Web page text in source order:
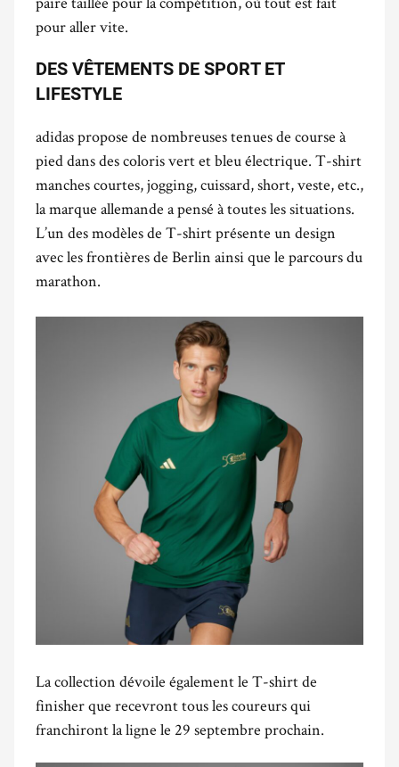
pour aller vite.
DES VÊTEMENTS DE SPORT ET
LIFESTYLE
adidas propose de nombreuses tenues de course à
pied dans des coloris vert et bleu électrique. T-shirt
manches courtes, jogging, cuissard, short, veste, etc.,
la marque allemande a pensé à toutes les situations.
L’un des modèles de T-shirt présente un design
avec les frontières de Berlin ainsi que le parcours du
marathon.
La collection dévoile également le T-shirt de
finisher que recevront tous les coureurs qui
franchiront la ligne le 29 septembre prochain.